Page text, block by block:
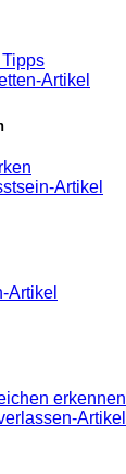
Artikel
Artikel
Artikel
erkennen
Artikel